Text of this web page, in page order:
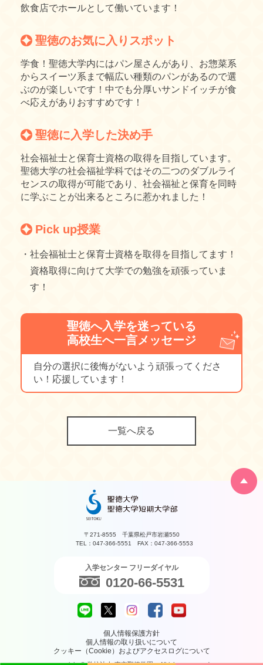
飲食店でホールとして働いています！
聖徳のお気に入りスポット
学食！聖徳大学内にはパン屋さんがあり、お惣菜系
からスイーツ系まで幅広い種類のパンがあるので選
ぶのが楽しいです！中でも分厚いサンドイッチが食
べ応えがありおすすめです！
聖徳に入学した決め手
社会福祉士と保育士資格の取得を目指しています。
聖徳大学の社会福祉学科ではその二つのダブルライ
センスの取得が可能であり、社会福祉と保育を同時
に学ぶことが出来るところに惹かれました！
Pick up授業
・社会福祉士と保育士資格を取得を目指してます！
資格取得に向けて大学での勉強を頑張っていま
す！
聖徳へ入学を迷っている
高校生へ一言メッセージ
自分の選択に後悔がないよう頑張ってくださ
い！応援しています！
一覧へ戻る
〒271-8555 千葉県松戸市岩瀬550
TEL：047-366-5551 FAX：047-366-5553
入学センター フリーダイヤル
0120-66-5531
個人情報保護方針
個人情報の取り扱いについて
クッキー（Cookie）およびアクセスログについて